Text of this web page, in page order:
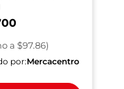
a $97.86)
por:Mercacentro